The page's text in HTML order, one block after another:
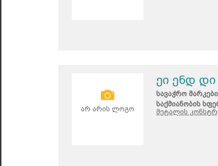
არ არის ლოგო
ეი ენდ
სავაჭრო
საქმიანობის
მეტალის